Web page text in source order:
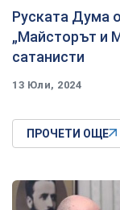
Руската Дума
„Майсторът и
сатанисти
13 Юли, 2024
ПРОЧЕТИ ОЩЕ